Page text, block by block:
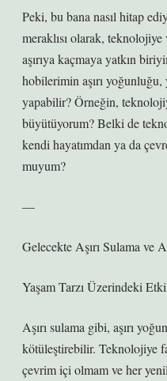
Peki, bu bana nasıl hitap
meraklısı olarak,
aşırıya kaçmaya yatkın
hobilerimin aşırı
yapabilir? Örneğin,
büyütüyorum? Belki de
kendi hayatımdan ya da
muyum?
—
Gelecekte Aşırı Sulama ve
Yaşam Tarzı Üzerindeki
Aşırı sulama gibi, aşırı
kötüleştirebilir. Teknolojiye
çevrim içi olmam ve her